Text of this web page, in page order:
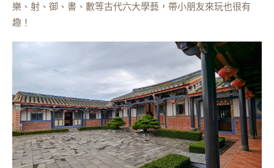
樂、射、御、書、數等古代六大學藝，帶小朋友來玩也很有
趣！